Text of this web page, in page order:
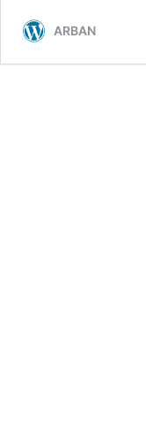
ARBAN